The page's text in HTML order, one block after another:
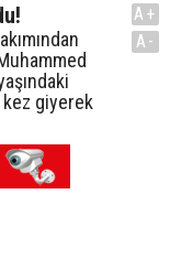
giyerek
A+
A-